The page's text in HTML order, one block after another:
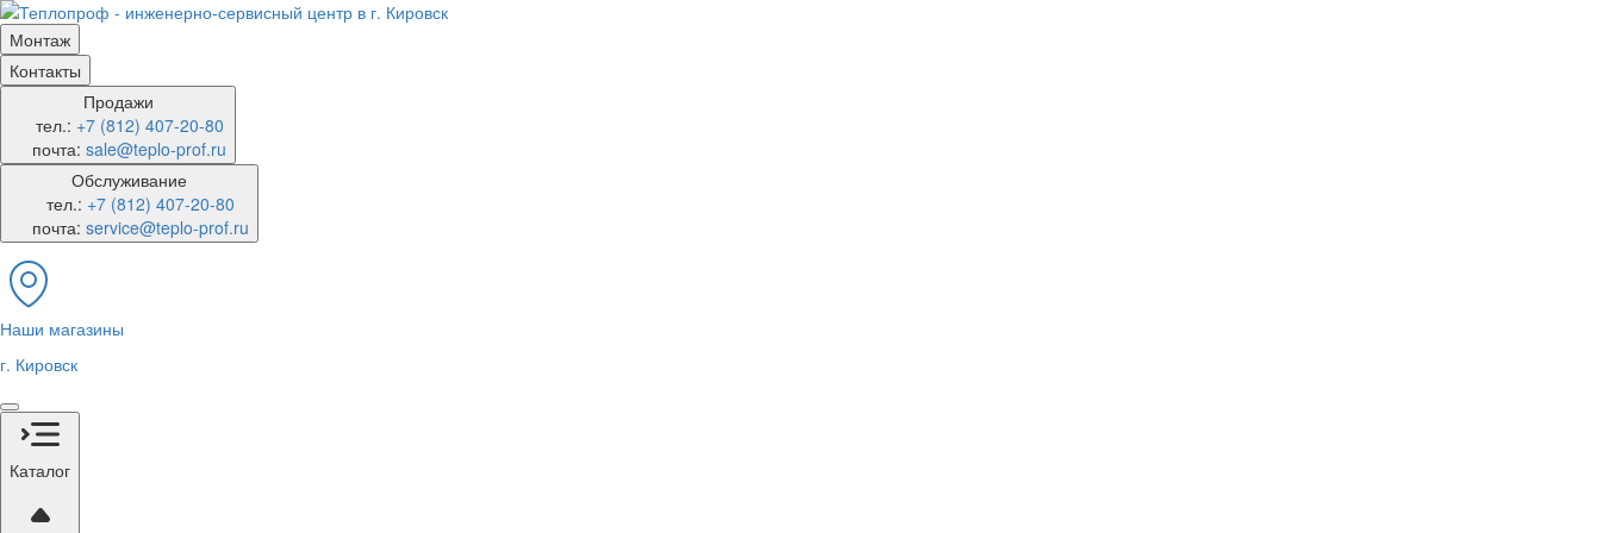
Монтаж
Контакты
Продажи
тел.: +7 (812) 407-20-80
почта: sale@teplo-prof.ru
Обслуживание
тел.: +7 (812) 407-20-80
почта: service@teplo-prof.ru
Наши магазины
г. Кировск
Каталог